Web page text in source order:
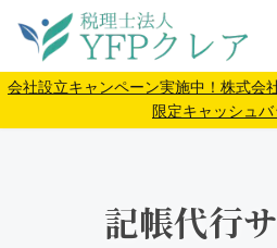
ン
ツ
ー
シ
会社設立キャンペーン実施中！株式会
限定キャッシュバ
記帳代行